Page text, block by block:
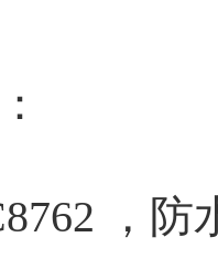
，防